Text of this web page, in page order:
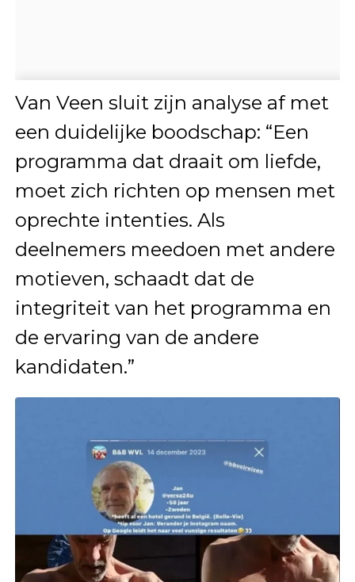
Van Veen sluit zijn analyse af met
een duidelijke boodschap: “Een
programma dat draait om liefde,
moet zich richten op mensen met
oprechte intenties. Als
deelnemers meedoen met andere
motieven, schaadt dat de
integriteit van het programma en
de ervaring van de andere
kandidaten.”